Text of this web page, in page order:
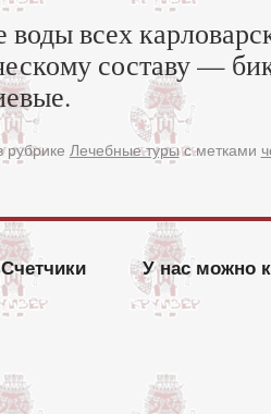
всех
составу —
рубрике Лечебные турыс метками
Счетчики У нас можно